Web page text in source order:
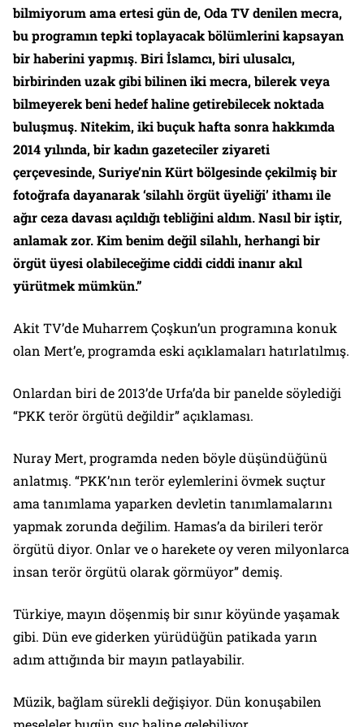
bilmiyorum ama ertesi gün de, Oda TV denilen mecra,
bu programın tepki toplayacak bölümlerini kapsayan
bir haberini yapmış. Biri İslamcı, biri ulusalcı,
birbirinden uzak gibi bilinen iki mecra, bilerek veya
bilmeyerek beni hedef haline getirebilecek noktada
buluşmuş. Nitekim, iki buçuk hafta sonra hakkımda
2014 yılında, bir kadın gazeteciler ziyareti
çerçevesinde, Suriye’nin Kürt bölgesinde çekilmiş bir
fotoğrafa dayanarak ‘silahlı örgüt üyeliği’ ithamı ile
ağır ceza davası açıldığı tebliğini aldım. Nasıl bir iştir,
anlamak zor. Kim benim değil silahlı, herhangi bir
örgüt üyesi olabileceğime ciddi ciddi inanır akıl
yürütmek mümkün.”
Akit TV’de Muharrem Çoşkun’un programına konuk
olan Mert’e, programda eski açıklamaları hatırlatılmış.
Onlardan biri de 2013’de Urfa’da bir panelde söylediği
“PKK terör örgütü değildir” açıklaması.
Nuray Mert, programda neden böyle düşündüğünü
anlatmış. “PKK’nın terör eylemlerini övmek suçtur
ama tanımlama yaparken devletin tanımlamalarını
yapmak zorunda değilim. Hamas’a da birileri terör
örgütü diyor. Onlar ve o harekete oy veren milyonlarca
insan terör örgütü olarak görmüyor” demiş.
Türkiye, mayın döşenmiş bir sınır köyünde yaşamak
gibi. Dün eve giderken yürüdüğün patikada yarın
adım attığında bir mayın patlayabilir.
Müzik, bağlam sürekli değişiyor. Dün konuşabilen